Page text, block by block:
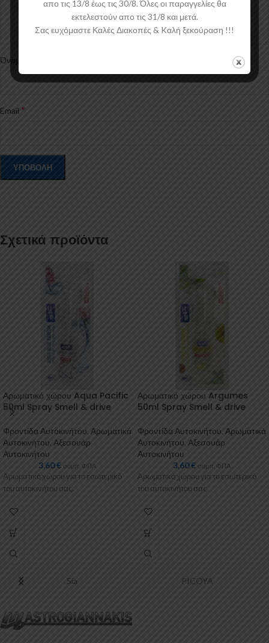
Όνομα
Email *
Σχετικά προϊόντα
Αρωματικό χώρου Aqua Pacific
50ml Spray Smell & drive
Φροντίδα Αυτοκινήτου, Αρωματικά
Αυτοκινήτου, Αξεσουάρ
Αυτοκινήτου
3,60€ συμπ. ΦΠΑ
Αρωματικό χώρου για το εσωτερικό
του αυτοκινήτου σας.
Αρωματικό χώρου Argumes
50ml Spray Smell & drive
Φροντίδα Αυτοκινήτου Αρωματικά
Αυτοκινήτου, Αξεσουάρ
Αυτοκινήτου
3,60€ συμπ. ΦΠΑ
Αρωματικό χώρου για το εσωτερικό
του αυτοκινήτου σας.
Sia PICOYA
απο τις 13/8 έως τις 30/8. Όλες οι παραγγελίες θα
εκτελεστούν απο τις 31/8 και μετά.
Σας ευχόμαστε Καλές Διακοπές & Kαλή ξεκούραση !!!